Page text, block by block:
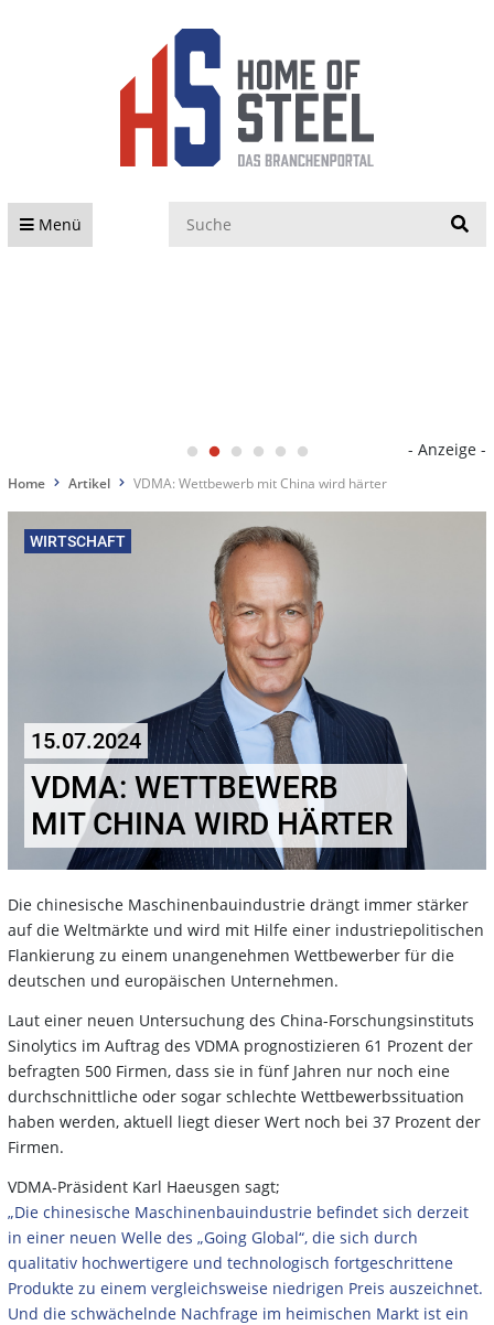
Menü
- Anzeige -
Home Artikel VDMA: Wettbewerb mit China wird härter
WIRTSCHAFT
15.07.2024
VDMA: WETTBEWERB
MIT CHINA WIRD HÄRTER
Die chinesische Maschinenbauindustrie drängt immer stärker
auf die Weltmärkte und wird mit Hilfe einer industriepolitischen
Flankierung zu einem unangenehmen Wettbewerber für die
deutschen und europäischen Unternehmen.
Laut einer neuen Untersuchung des China-Forschungsinstituts
Sinolytics im Auftrag des VDMA prognostizieren 61 Prozent der
befragten 500 Firmen, dass sie in fünf Jahren nur noch eine
durchschnittliche oder sogar schlechte Wettbewerbssituation
haben werden, aktuell liegt dieser Wert noch bei 37 Prozent der
Firmen.
VDMA-Präsident Karl Haeusgen sagt;
„Die chinesische Maschinenbauindustrie befindet sich derzeit
in einer neuen Welle des „Going Global“, die sich durch
qualitativ hochwertigere und technologisch fortgeschrittene
Produkte zu einem vergleichsweise niedrigen Preis auszeichnet.
Und die schwächelnde Nachfrage im heimischen Markt ist ein